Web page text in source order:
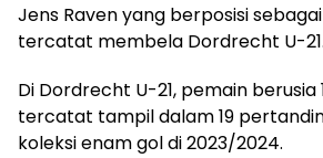
Jens Raven yang berposisi
tercatat membela Dordrecht U-21.
Di Dordrecht U-21, pemain berusia
tercatat tampil dalam 19
koleksi enam gol di 2023/2024.